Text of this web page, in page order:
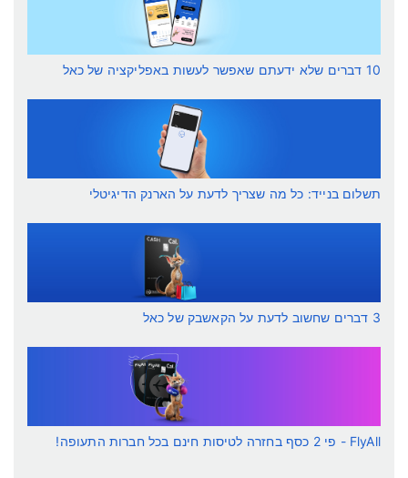
10 דברים שלא ידעתם שאפשר לעשות באפליקציה של כאל
תשלום בנייד: כל מה שצריך לדעת על הארנק הדיגיטלי
3 דברים שחשוב לדעת על הקאשבק של כאל
FlyAll - פי 2 כסף בחזרה לטיסות חינם בכל חברות התעופה!